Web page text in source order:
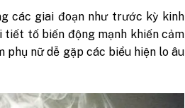
các giai đoạn như trước kỳ kinh
tiết tố biến động mạnh khiến cảm
nữ dễ gặp các biểu hiện lo âu